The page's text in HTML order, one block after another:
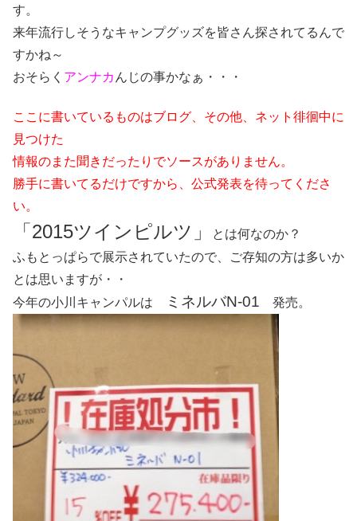
す。
来年流行しそうなキャンプグッズを皆さん探されてるんで
すかね～
おそらく アンナカ んじの事かなぁ・・・
ここに書いているものはブログ、その他、ネット徘徊中に
見つけた
情報のまた聞きだったりでソースがありません。
勝手に書いてるだけですから、公式発表を待ってくださ
い。
「2015ツインピルツ」
とは何なのか？
ふもとっぱらで展示されていたので、ご存知の方は多いか
とは思いますが・・
今年の小川キャンパルは
ミネルバN-01 発売。